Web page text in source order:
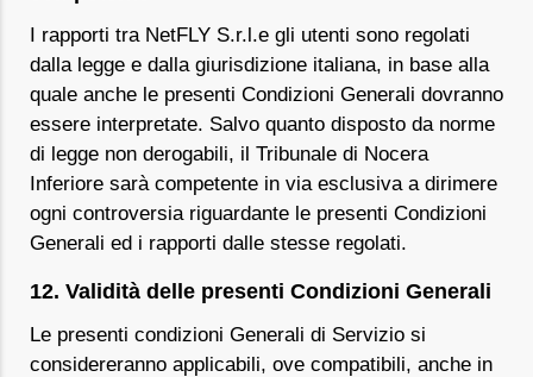
I rapporti tra NetFLY S.r.l.e gli utenti sono regolati
dalla legge e dalla giurisdizione italiana, in base alla
quale anche le presenti Condizioni Generali dovranno
essere interpretate. Salvo quanto disposto da norme
di legge non derogabili, il Tribunale di Nocera
Inferiore sarà competente in via esclusiva a dirimere
ogni controversia riguardante le presenti Condizioni
Generali ed i rapporti dalle stesse regolati.
12. Validità delle presenti Condizioni Generali
Le presenti condizioni Generali di Servizio si
considereranno applicabili, ove compatibili, anche in